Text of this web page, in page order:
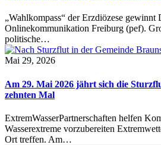
„Wahlkompass“ der Erzdiözese gewinnt
Onlinekommunikation Freiburg (pef).
politische…
Mai 29, 2026
Am 29. Mai 2026 jährt sich die
zehnten Mal
ExtremWasserPartnerschaften helfen
Wasserextreme vorzubereiten
Ort treffen. Am…